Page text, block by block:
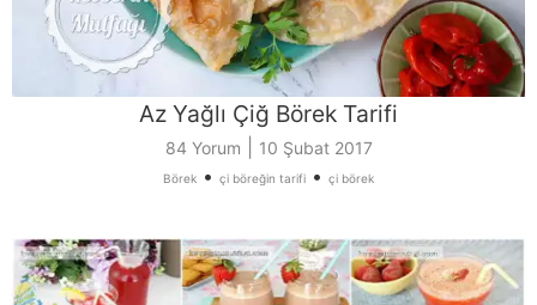
Az Yağlı Çiğ Börek Tarifi
84 Yorum 10 Şubat 2017
Börek • çi böreğin tarifi • çi börek